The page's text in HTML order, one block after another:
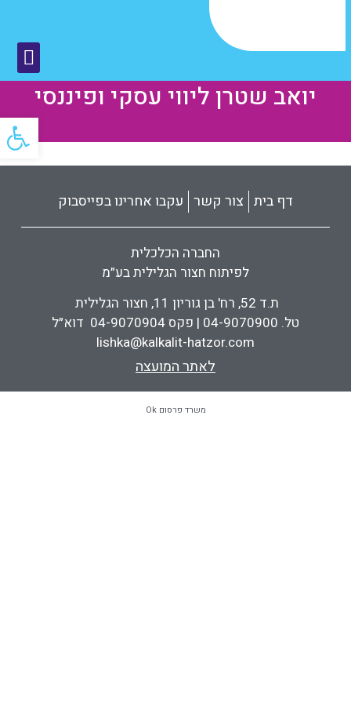
יואב שטרן ליווי עסקי ופיננסי
דף בית צור קשר עקבו אחרינו בפייסבוק
החברה הכלכלית
לפיתוח חצור הגלילית בע״מ
ת.ד 52, רח' בן גוריון 11, חצור הגלילית
טל. 04-9070900 | פקס 04-9070904 דוא״ל
lishka@kalkalit-hatzor.com
לאתר המועצה
משרד פרסום Ok